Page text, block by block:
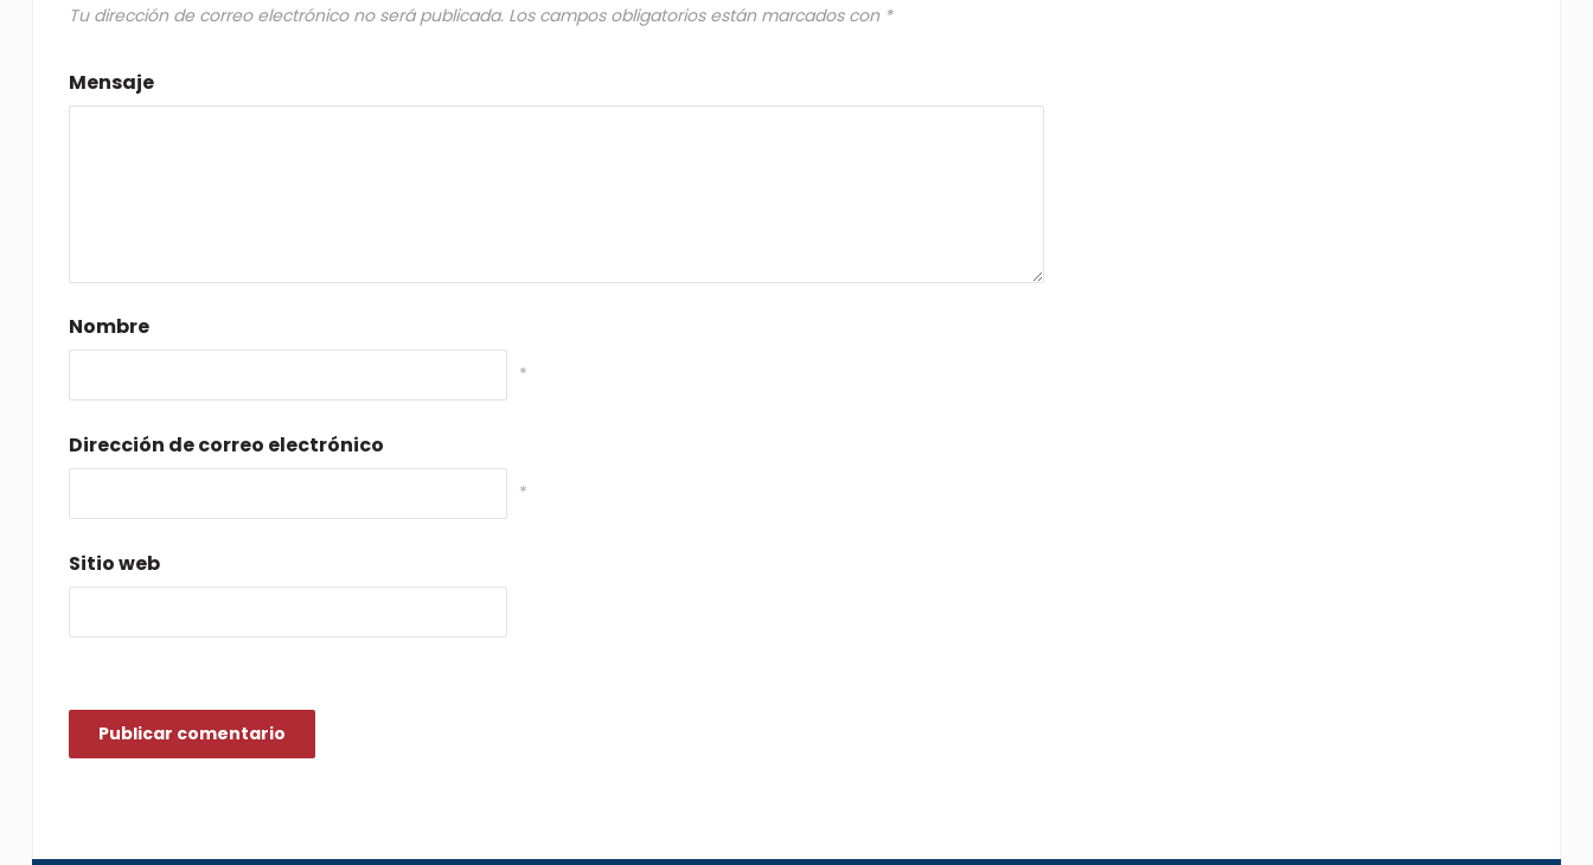
Tu dirección de correo electrónico no será publicada. Los campos obligatorios están marcados con *
Mensaje
Nombre
*
Dirección de correo electrónico
*
Sitio web